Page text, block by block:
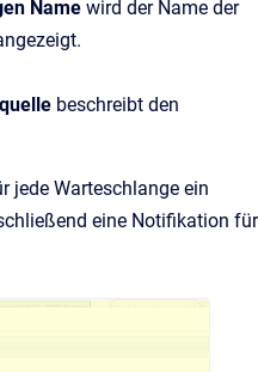
Name wird der Name der
beschreibt den
jede Warteschlange ein
eine Notifikation für